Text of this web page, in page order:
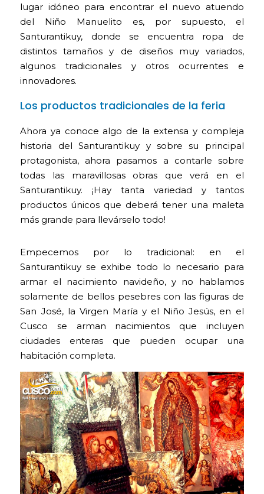
lugar idóneo para encontrar el nuevo atuendo
del Niño Manuelito es, por supuesto, el
Santurantikuy, donde se encuentra ropa de
distintos tamaños y de diseños muy variados,
algunos tradicionales y otros ocurrentes e
innovadores.
Los productos tradicionales de la feria
Ahora ya conoce algo de la extensa y compleja
historia del Santurantikuy y sobre su principal
protagonista, ahora pasamos a contarle sobre
todas las maravillosas obras que verá en el
Santurantikuy. ¡Hay tanta variedad y tantos
productos únicos que deberá tener una maleta
más grande para llevárselo todo!
Empecemos por lo tradicional: en el
Santurantikuy se exhibe todo lo necesario para
armar el nacimiento navideño, y no hablamos
solamente de bellos pesebres con las figuras de
San José, la Virgen María y el Niño Jesús, en el
Cusco se arman nacimientos que incluyen
ciudades enteras que pueden ocupar una
habitación completa.